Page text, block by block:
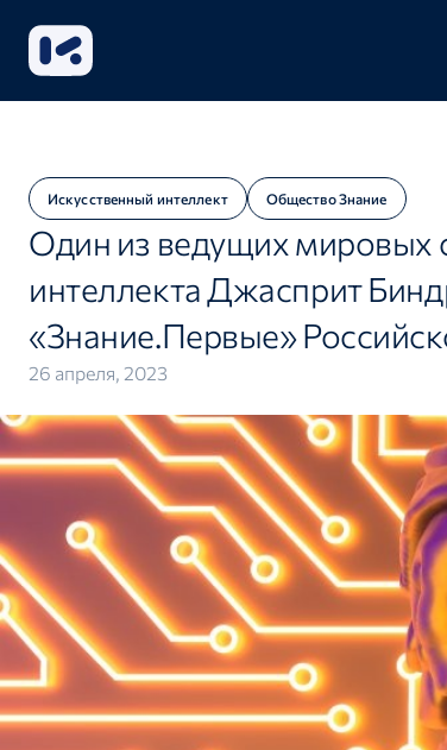
Искусственный интеллект Общество Знание
Один из ведущих мировых
интеллекта Джасприт
«Знание.Первые»
26 апреля, 2023